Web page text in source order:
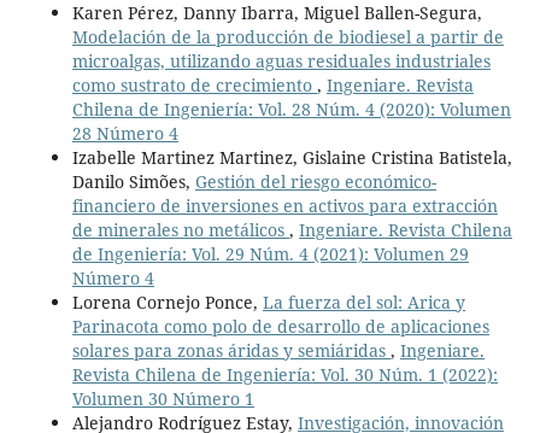
Karen Pérez, Danny Ibarra, Miguel Ballen-Segura,
Modelación de la producción de biodiesel a partir de
microalgas, utilizando aguas residuales industriales
como sustrato de crecimiento , Ingeniare. Revista
Chilena de Ingeniería: Vol. 28 Núm. 4 (2020): Volumen
28 Número 4
Izabelle Martinez Martinez, Gislaine Cristina Batistela,
Danilo Simões, Gestión del riesgo económico-
financiero de inversiones en activos para extracción
de minerales no metálicos , Ingeniare. Revista Chilena
de Ingeniería: Vol. 29 Núm. 4 (2021): Volumen 29
Número 4
Lorena Cornejo Ponce, La fuerza del sol: Arica y
Parinacota como polo de desarrollo de aplicaciones
solares para zonas áridas y semiáridas , Ingeniare.
Revista Chilena de Ingeniería: Vol. 30 Núm. 1 (2022):
Volumen 30 Número 1
Alejandro Rodríguez Estay, Investigación, innovación